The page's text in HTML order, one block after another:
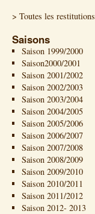
> Toutes les restitutions
Saisons
Saison 1999/2000
Saison2000/2001
Saison 2001/2002
Saison 2002/2003
Saison 2003/2004
Saison 2004/2005
Saison 2005/2006
Saison 2006/2007
Saison 2007/2008
Saison 2008/2009
Saison 2009/2010
Saison 2010/2011
Saison 2011/2012
Saison 2012- 2013